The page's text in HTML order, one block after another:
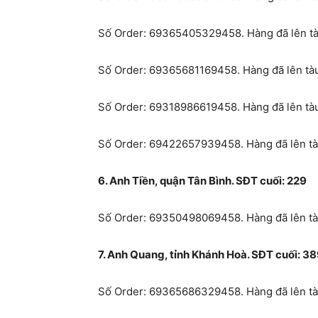
Số Order: 69365405329458. Hàng đã lên
Số Order: 69365681169458. Hàng đã lên
Số Order: 69318986619458. Hàng đã lên
Số Order: 69422657939458. Hàng đã lên
6. Anh Tiền, quận Tân Bình. SĐT cuối: 229
Số Order: 69350498069458. Hàng đã lên
7. Anh Quang, tỉnh Khánh Hoà. SĐT cuối:
Số Order: 69365686329458. Hàng đã lên